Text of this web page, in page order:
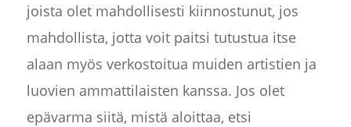
joista olet mahdollisesti kiinnostunut, jos
mahdollista, jotta voit paitsi tutustua itse
alaan myös verkostoitua muiden artistien ja
luovien ammattilaisten kanssa. Jos olet
epävarma siitä, mistä aloittaa, etsi